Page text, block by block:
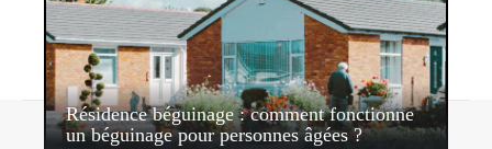
Résidence béguinage : comment fonctionne
un béguinage pour personnes âgées ?
Contact Mentions légales Sitemap